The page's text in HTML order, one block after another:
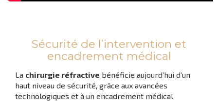
Sécurité de l’intervention et
encadrement médical
La chirurgie réfractive bénéficie aujourd’hui d’un
haut niveau de sécurité, grâce aux avancées
technologiques et à un encadrement médical